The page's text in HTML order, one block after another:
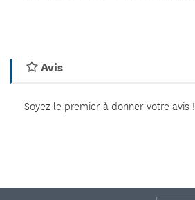
Avis
Soyez le premier à donner votre avis !